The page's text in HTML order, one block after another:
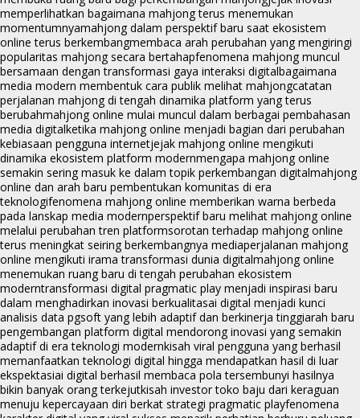
memperlihatkan bagaimana mahjong terus menemukan
momentumnyamahjong dalam perspektif baru saat ekosistem
online terus berkembangmembaca arah perubahan yang mengiringi
popularitas mahjong secara bertahapfenomena mahjong muncul
bersamaan dengan transformasi gaya interaksi digitalbagaimana
media modern membentuk cara publik melihat mahjongcatatan
perjalanan mahjong di tengah dinamika platform yang terus
berubahmahjong online mulai muncul dalam berbagai pembahasan
media digitalketika mahjong online menjadi bagian dari perubahan
kebiasaan pengguna internetjejak mahjong online mengikuti
dinamika ekosistem platform modernmengapa mahjong online
semakin sering masuk ke dalam topik perkembangan digitalmahjong
online dan arah baru pembentukan komunitas di era
teknologifenomena mahjong online memberikan warna berbeda
pada lanskap media modernperspektif baru melihat mahjong online
melalui perubahan tren platformsorotan terhadap mahjong online
terus meningkat seiring berkembangnya mediaperjalanan mahjong
online mengikuti irama transformasi dunia digitalmahjong online
menemukan ruang baru di tengah perubahan ekosistem
moderntransformasi digital pragmatic play menjadi inspirasi baru
dalam menghadirkan inovasi berkualitasai digital menjadi kunci
analisis data pgsoft yang lebih adaptif dan berkinerja tinggiarah baru
pengembangan platform digital mendorong inovasi yang semakin
adaptif di era teknologi modernkisah viral pengguna yang berhasil
memanfaatkan teknologi digital hingga mendapatkan hasil di luar
ekspektasiai digital berhasil membaca pola tersembunyi hasilnya
bikin banyak orang terkejutkisah investor toko baju dari keraguan
menuju kepercayaan diri berkat strategi pragmatic playfenomena